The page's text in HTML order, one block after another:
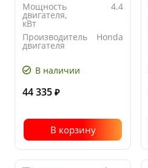
Мощность
двигателя,
кВт
4.4
Производитель
двигателя
Honda
основания
плиты, мм
В наличии
44 335 ₽
В корзину